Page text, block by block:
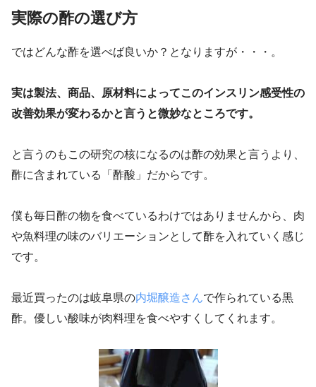
実際の酢の選び方
ではどんな酢を選べば良いか？となりますが・・・。
実は製法、商品、原材料によってこのインスリン感受性の
改善効果が変わるかと言うと微妙なところです。
と言うのもこの研究の核になるのは酢の効果と言うより、
酢に含まれている「酢酸」だからです。
僕も毎日酢の物を食べているわけではありませんから、肉
や魚料理の味のバリエーションとして酢を入れていく感じ
です。
最近買ったのは岐阜県の内堀醸造さんで作られている黒
酢。優しい酸味が肉料理を食べやすくしてくれます。